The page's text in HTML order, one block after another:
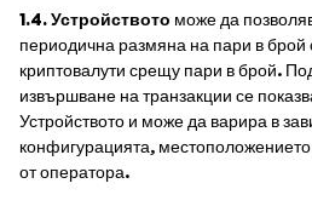
1.4. Устройството може да
периодична размяна на пари в брой
криптовалути срещу пари в брой.
извършване на транзакции се
Устройството и може да варира в
конфигурацията,
от оператора.